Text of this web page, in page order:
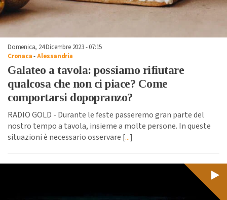
Domenica, 24 Dicembre 2023 - 07:15
Cronaca-Alessandria
Galateo a tavola: possiamo rifiutare
qualcosa che non ci piace? Come
comportarsi dopopranzo?
RADIO GOLD - Durante le feste passeremo gran parte del
nostro tempo a tavola, insieme a molte persone. In queste
situazioni è necessario osservare [...]